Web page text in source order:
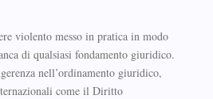
violento messo in pratica in modo
di qualsiasi fondamento giuridico.
nell’ordinamento giuridico,
come il Diritto